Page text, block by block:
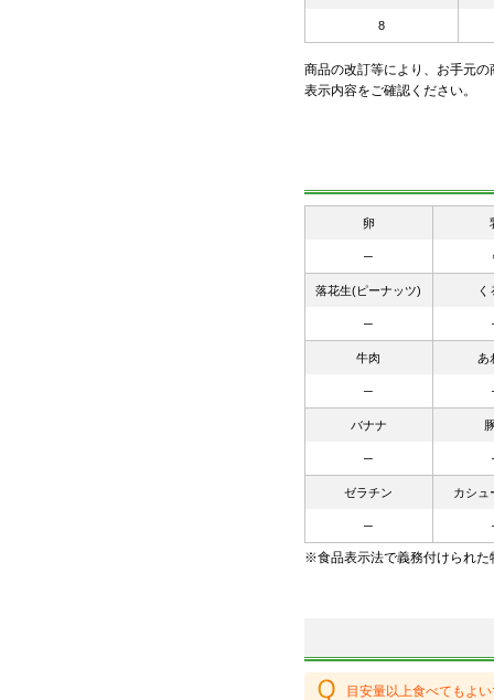
8
商品の改訂等により、お手元
表示内容をご確認ください。
卵
─
落花生(ピーナッツ) く
─
牛肉 あ
─
バナナ
─
ゼラチン カシュ
─
※食品表示法で義務付けられた
目安量以上食べてもよ